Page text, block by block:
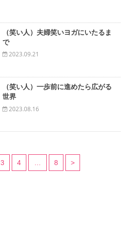
（笑い人）夫婦笑いヨガにいたるま
で
2023.09.21
（笑い人）一歩前に進めたら広がる
世界
2023.08.16
3 4 8 >